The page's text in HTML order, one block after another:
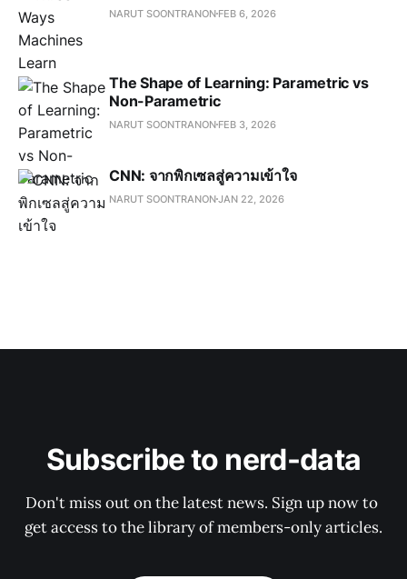
NARUT SOONTRANON FEB 6, 2026
The Shape of Learning: Parametric vs
Non-Parametric
NARUT SOONTRANON FEB 3, 2026
CNN: จากพิกเซลสู่ความเข้าใจ
NARUT SOONTRANONJAN 22, 2026
Subscribe to nerd-data
Don't miss out on the latest news. Sign up now to
get access to the library of members-only articles.